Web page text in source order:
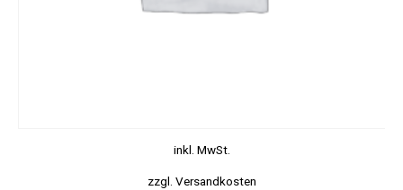
inkl. MwSt.
zzgl. Versandkosten